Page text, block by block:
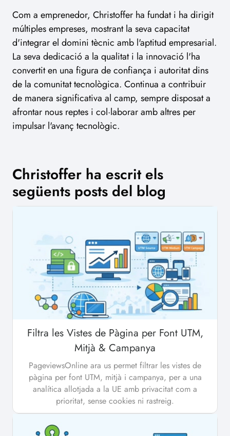
Com a emprenedor, Christoffer ha fundat i ha dirigit
múltiples empreses, mostrant la seva capacitat
d'integrar el domini tècnic amb l'aptitud empresarial.
La seva dedicació a la qualitat i la innovació l'ha
convertit en una figura de confiança i autoritat dins
de la comunitat tecnològica. Continua a contribuir
de manera significativa al camp, sempre disposat a
afrontar nous reptes i col·laborar amb altres per
impulsar l'avanç tecnològic.
Christoffer ha escrit els
següents posts del blog
Filtra les Vistes de Pàgina per Font UTM,
Mitjà & Campanya
PageviewsOnline ara us permet filtrar les vistes de
pàgina per font UTM, mitjà i campanya, per a una
analítica allotjada a la UE amb privacitat com a
prioritat, sense cookies ni rastreig.